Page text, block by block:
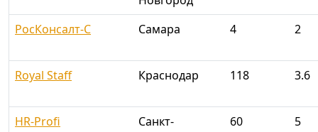
РосКонсалт-С Самара 4 2
Royal Staff Краснодар 118 3.6
HR-Profi
Санкт-
60 5